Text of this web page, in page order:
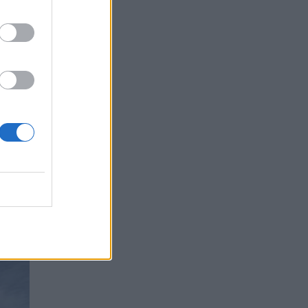
οι